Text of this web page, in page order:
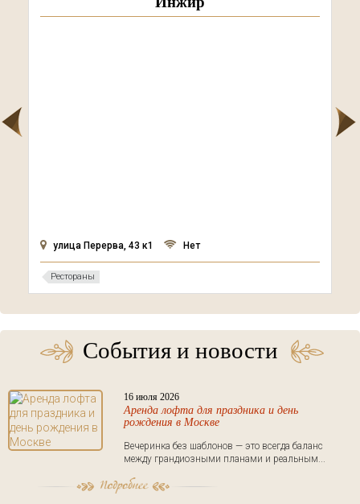
улица Перерва, 43 к1 Нет
Рестораны
События и новости
16 июля 2026
Аренда лофта для праздника и день
рождения в Москве
Вечеринка без шаблонов — это всегда баланс
между грандиозными планами и реальным...